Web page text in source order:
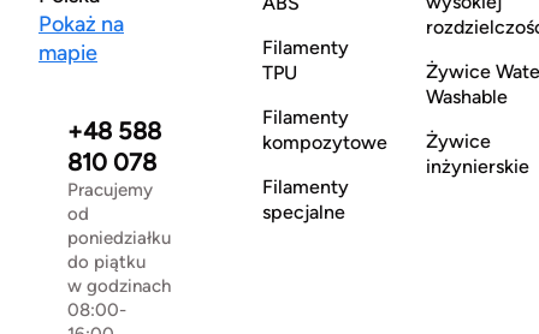
Pokaż na
mapie
+48 588
810 078
Pracujemy
od
poniedziałku
do piątku
w godzinach
08:00-
Filamenty
TPU
Filamenty
kompozytowe
Filamenty
specjalne
Żywice
Washable
Żywice
inżynierskie